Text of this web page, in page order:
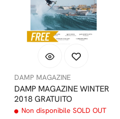
DAMP MAGAZINE
DAMP MAGAZINE WINTER
2018 GRATUITO
Non disponibile SOLD OUT